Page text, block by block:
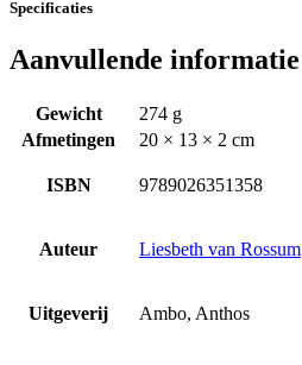
Specificaties
Aanvullende informatie
Gewicht
274 g
Afmetingen
20 × 13 × 2 cm
ISBN 9789026351358
Auteur Liesbeth van Rossum
Uitgeverij Ambo, Anthos